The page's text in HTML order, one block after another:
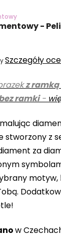
z
ramki-
stworzony z
za
w
-
Szczegóły